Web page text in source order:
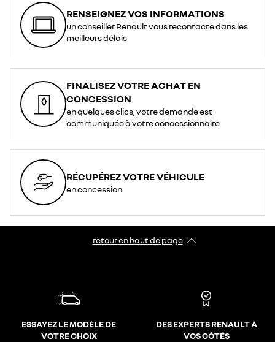
RENSEIGNEZ VOS INFORMATIONS
un conseiller Renault vous recontacte dans les
meilleurs délais
FINALISEZ VOTRE ACHAT EN
CONCESSION
en quelques clics, votre demande est
communiquée à votre concessionnaire
RÉCUPÉREZ VOTRE VÉHICULE
en concession
retour en haut de page​
ESSAYEZ LE MODÈLE DE
VOTRE CHOIX
DES EXPERTS RENAULT À
VOS CÔTÉS